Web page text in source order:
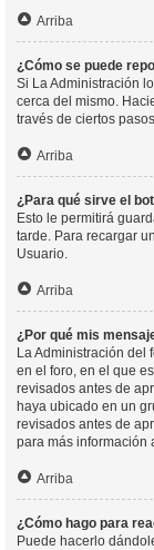
Arriba
¿Cómo se puede
Si La Administración
cerca del mismo.
través de ciertos
Arriba
¿Para qué sirve el
Esto le permitirá
tarde. Para recargar
Usuario.
Arriba
¿Por qué mis
La Administración del
en el foro, en el que
revisados antes de
haya ubicado en un
revisados antes de
para más información
Arriba
¿Cómo hago para
Puede hacerlo